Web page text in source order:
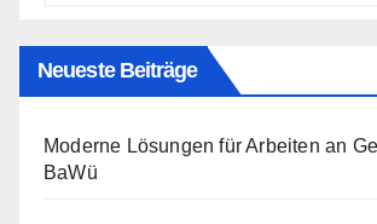
Neueste Beiträge
Moderne Lösungen für Arbeiten an
BaWü